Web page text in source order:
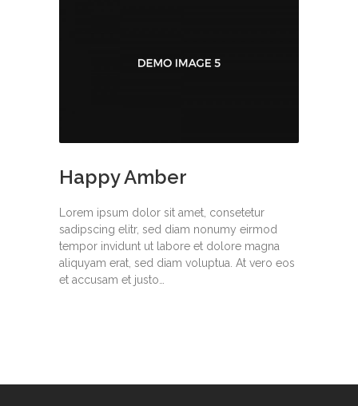
Happy Amber
Lorem ipsum dolor sit amet, consetetur
sadipscing elitr, sed diam nonumy eirmod
tempor invidunt ut labore et dolore magna
aliquyam erat, sed diam voluptua. At vero eos
et accusam et justo…